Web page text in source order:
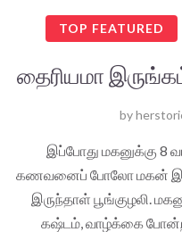
TOP FEATURED
தைரியமா
by
இப்போது மகனுக்கு
கணவனைப் போலோ மகன்
இருந்தாள் பூங்குழலி.
கஷ்டம், வாழ்க்கை